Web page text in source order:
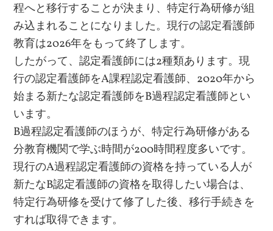
程へと移行することが決まり、特定行為研修が組
み込まれることになりました。現行の認定看護師
教育は2026年をもって終了します。
したがって、認定看護師には2種類あります。現
行の認定看護師をA課程認定看護師、2020年から
始まる新たな認定看護師をB過程認定看護師とい
います。
B過程認定看護師のほうが、特定行為研修がある
分教育機関で学ぶ時間が200時間程度多いです。
現行のA過程認定看護師の資格を持っている人が
新たなB認定看護師の資格を取得したい場合は、
特定行為研修を受けて修了した後、移行手続きを
すれば取得できます。